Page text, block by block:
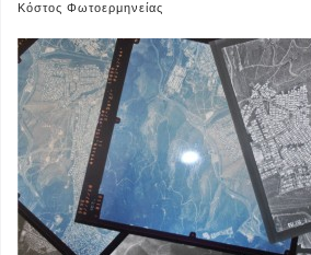
Κόστος Φωτοερμηνείας